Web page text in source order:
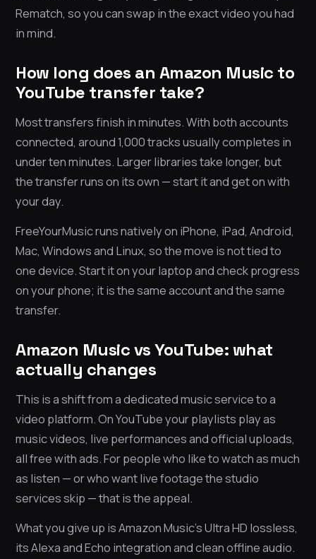
Rematch, so you can swap in the exact video you had
in mind.
How long does an Amazon Music to
YouTube transfer take?
Most transfers finish in minutes. With both accounts
connected, around 1,000 tracks usually completes in
under ten minutes. Larger libraries take longer, but
the transfer runs on its own — start it and get on with
your day.
FreeYourMusic runs natively on iPhone, iPad, Android,
Mac, Windows and Linux, so the move is not tied to
one device. Start it on your laptop and check progress
on your phone; it is the same account and the same
transfer.
Amazon Music vs YouTube: what
actually changes
This is a shift from a dedicated music service to a
video platform. On YouTube your playlists play as
music videos, live performances and official uploads,
all free with ads. For people who like to watch as much
as listen — or who want live footage the studio
services skip — that is the appeal.
What you give up is Amazon Music’s Ultra HD lossless,
its Alexa and Echo integration and clean offline audio.